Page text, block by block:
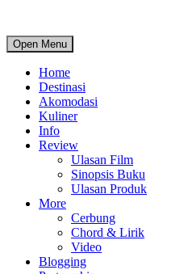
Open Menu
Home
Destinasi
Akomodasi
Kuliner
Info
Review
Ulasan Film
Sinopsis Buku
Ulasan Produk
More
Cerbung
Chord & Lirik
Video
Blogging